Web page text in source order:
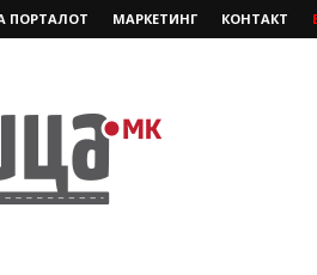
ПОРТАЛОТ МАРКЕТИНГ КОНТАКТ